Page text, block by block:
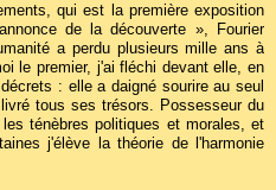
qui est la première exposition
de la découverte », Fourier
a perdu plusieurs mille ans à
le premier, j'ai fléchi devant elle, en
: elle a daigné sourire au seul
tous ses trésors. Possesseur du
ténèbres politiques et morales, et
j'élève la théorie de l'harmonie